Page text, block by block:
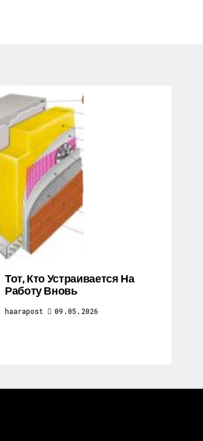
Тот, Кто Устраивается На
Работу Вновь
haarapost 09.05.2026